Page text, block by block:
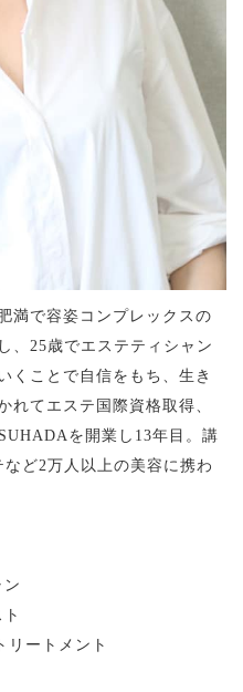
満で容姿コンプレックスの
、25歳でエステティシャン
くことで自信をもち、生き
れてエステ国際資格取得、
を開業し13年目。講
ど2万人以上の美容に携わ
ン
リートメント